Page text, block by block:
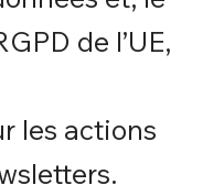
de l’UE,
les actions